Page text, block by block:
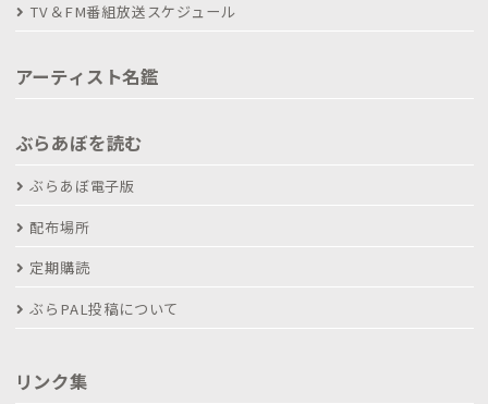
TV＆FM番組放送スケジュール
アーティスト名鑑
ぶらあぼを読む
ぶらあぼ電子版
配布場所
定期購読
ぶらPAL投稿について
リンク集